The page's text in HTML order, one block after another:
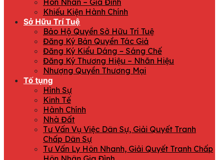
Hôn Nhân – Gia Đình
Khiếu Kiện Hành Chính
Sở Hữu Trí Tuệ
Bảo Hộ Quyền Sở Hữu Trí Tuệ
Đăng Ký Bản Quyền Tác Giả
Đăng Ký Kiểu Dáng – Sáng Chế
Đăng Ký Thương Hiệu – Nhãn Hiệu
Nhượng Quyền Thương Mại
Tố tụng
Hình Sự
Kinh Tế
Hành Chính
Nhà Đất
Tư Vấn Vụ Việc Dân Sự, Giải Quyết Tranh
Chấp Dân Sự
Tư Vấn Ly Hôn Nhanh, Giải Quyết Tranh Chấp